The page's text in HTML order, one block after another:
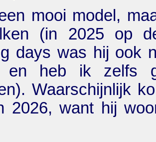
mooi model,
(in 2025 op
days was hij ook
en heb ik zelfs
Waarschijnlijk
2026, want hij